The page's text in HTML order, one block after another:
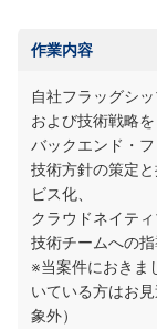
作業内容
自社フラッグシ
および技術戦略を
バックエンド・
技術方針の策定
ビス化、
クラウドネイティ
技術チームへの
※当案件におきま
いている方はお
象外）